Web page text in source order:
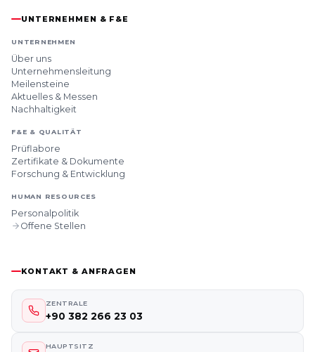
UNTERNEHMEN & F&E
UNTERNEHMEN
Über uns
Unternehmensleitung
Meilensteine
Aktuelles & Messen
Nachhaltigkeit
F&E & QUALITÄT
Prüflabore
Zertifikate & Dokumente
Forschung & Entwicklung
HUMAN RESOURCES
Personalpolitik
Offene Stellen
KONTAKT & ANFRAGEN
ZENTRALE
+90 382 266 23 03
HAUPTSITZ